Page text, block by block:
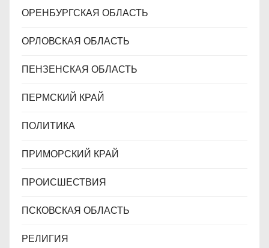
ОРЕНБУРГСКАЯ ОБЛАСТЬ
ОРЛОВСКАЯ ОБЛАСТЬ
ПЕНЗЕНСКАЯ ОБЛАСТЬ
ПЕРМСКИЙ КРАЙ
ПОЛИТИКА
ПРИМОРСКИЙ КРАЙ
ПРОИСШЕСТВИЯ
ПСКОВСКАЯ ОБЛАСТЬ
РЕЛИГИЯ